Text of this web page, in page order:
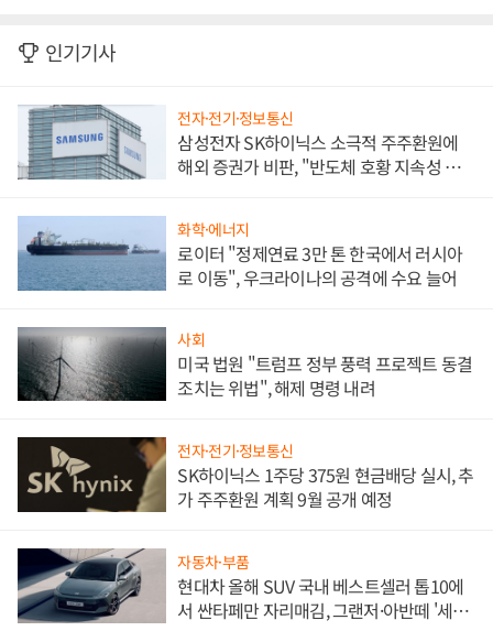
인기기사
전자·전기·정보통신
삼성전자 SK하이닉스 소극적 주주환원에
해외 증권가 비판, "반도체 호황 지속성 의
화학·에너지
로이터 "정제연료 3만 톤 한국에서 러시아
로 이동", 우크라이나의 공격에 수요 늘어
사회
미국 법원 "트럼프 정부 풍력 프로젝트 동결
조치는 위법", 해제 명령 내려
전자·전기·정보통신
SK하이닉스 1주당 375원 현금배당 실시, 추
가 주주환원 계획 9월 공개 예정
자동차·부품
현대차 올해 SUV 국내 베스트셀러 톱10에
서 싼타페만 자리매김, 그랜저·아반떼 '세단